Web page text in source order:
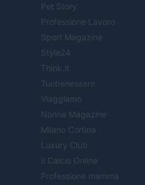
Pet Story
Professione Lavoro
Sport Magazine
Style24
Think.it
Tuobenessere
Viaggiamo
Nonne Magazine
Milano Cortina
Luxury Club
Il Calcio Online
Professione mamma